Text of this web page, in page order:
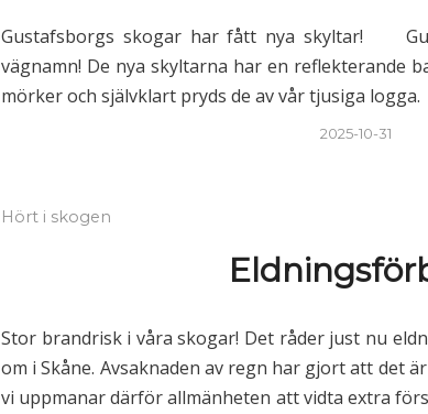
Gustafsborgs skogar har fått nya skyltar!
vägnamn! De nya skyltarna har en reflekterande
mörker och självklart pryds de av vår tjusiga logga.
2025-10-31
Hört i skogen
Stor brandrisk i våra skogar! Det råder just nu
om i Skåne. Avsaknaden av regn har gjort att det
vi uppmanar därför allmänheten att vidta extra